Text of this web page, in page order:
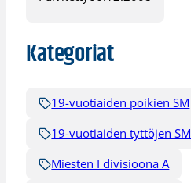
Kategoriat
19-vuotiaiden poikien SM
19-vuotiaiden tyttöjen SM
Miesten I divisioona A